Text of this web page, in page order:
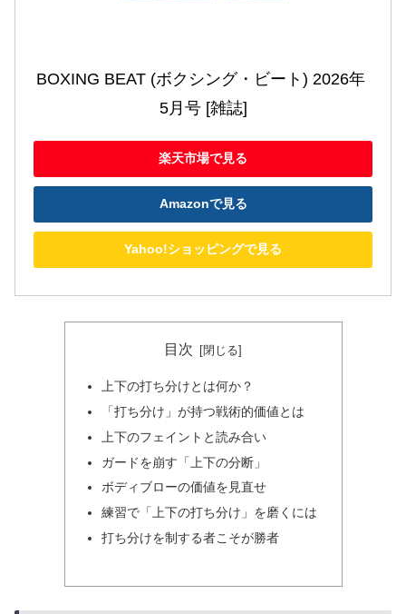
BOXING BEAT (ボクシング・ビート) 2026年
5月号 [雑誌]
楽天市場で見る
Amazonで見る
Yahoo!ショッピングで見る
目次
上下の打ち分けとは何か？
「打ち分け」が持つ戦術的価値とは
上下のフェイントと読み合い
ガードを崩す「上下の分断」
ボディブローの価値を見直せ
練習で「上下の打ち分け」を磨くには
打ち分けを制する者こそが勝者